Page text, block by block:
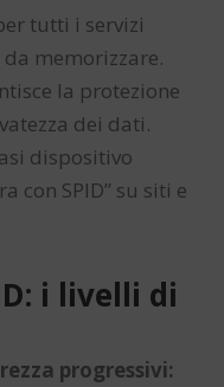
tutti i servizi
memorizzare.
la protezione
dei dati.
dispositivo
con SPID” su siti e
i livelli di
progressivi: